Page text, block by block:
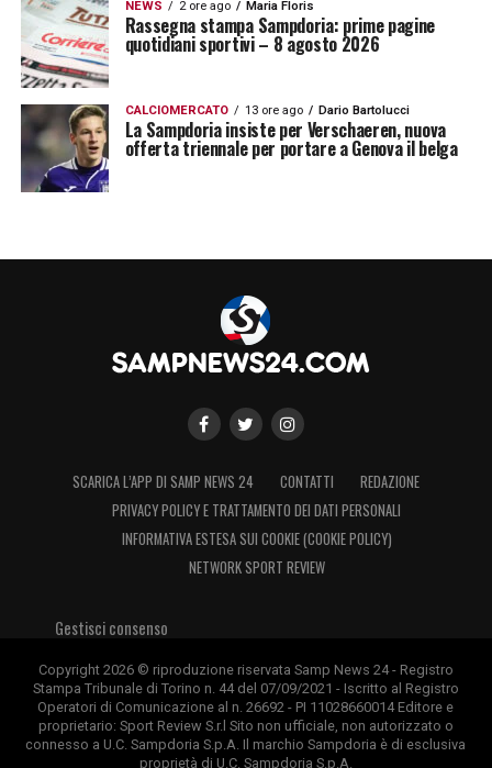
NEWS 2 ore ago Maria Floris
Rassegna stampa Sampdoria: prime pagine
quotidiani sportivi – 8 agosto 2026
CALCIOMERCATO 13 ore ago Dario Bartolucci
La Sampdoria insiste per Verschaeren, nuova
offerta triennale per portare a Genova il belga
SCARICA L’APP DI SAMP NEWS 24 CONTATTI
REDAZIONE
PRIVACY POLICY E TRATTAMENTO DEI DATI PERSONALI
INFORMATIVA ESTESA SUI COOKIE (COOKIE POLICY)
NETWORK SPORT REVIEW
Gestisci consenso
Copyright 2026 © riproduzione riservata Samp News 24 - Registro
Stampa Tribunale di Torino n. 44 del 07/09/2021 - Iscritto al Registro
Operatori di Comunicazione al n. 26692 - PI 11028660014 Editore e
proprietario: Sport Review S.r.l Sito non ufficiale, non autorizzato o
connesso a U.C. Sampdoria S.p.A. Il marchio Sampdoria è di esclusiva
proprietà di U.C. Sampdoria S.p.A.